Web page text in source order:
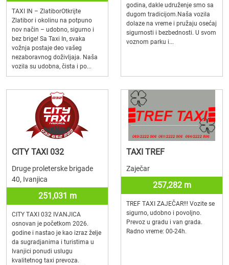
TAXI IN – ZlatiborOtkrijte
Zlatibor i okolinu na potpuno
nov način – udobno, sigurno i
bez brige! Sa Taxi In, svaka
vožnja postaje deo vašeg
nezaboravnog doživljaja. Naša
vozila su udobna, čista i po...
godina, dakle udruženje smo sa
dugom tradicijom.Naša vozila
dolaze na vreme i pružaju osećaj
sigurnosti i bezbednosti. U svom
voznom parku i...
CITY TAXI 032
Druge proleterske brigade
40, Ivanjica
251,031 m
CITY TAXI 032 IVANJICA
osnovan je početkom 2026.
godine i nastao je kao izraz želje
da sugradjanima i turistima u
Ivanjici ponudi uslugu
kvalitetnog taxi prevoza.
TAXI TREF
Zaječar
257,282 m
TREF TAXI ZAJEČAR!!! Vozite se
sigurno, udobno i povoljno.
Prevoz u gradu i van grada.
Radno vreme: 00-24h.